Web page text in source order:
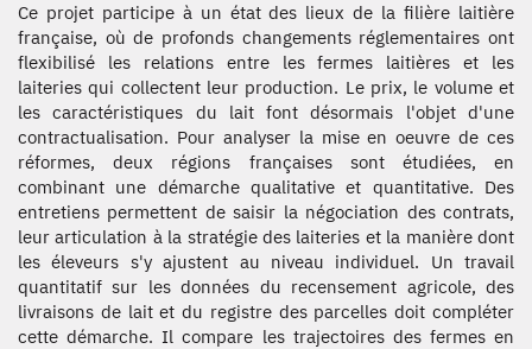
Ce projet participe à un état des lieux de la filière laitière
française, où de profonds changements réglementaires ont
flexibilisé les relations entre les fermes laitières et les
laiteries qui collectent leur production. Le prix, le volume et
les caractéristiques du lait font désormais l'objet d'une
contractualisation. Pour analyser la mise en oeuvre de ces
réformes, deux régions françaises sont étudiées, en
combinant une démarche qualitative et quantitative. Des
entretiens permettent de saisir la négociation des contrats,
leur articulation à la stratégie des laiteries et la manière dont
les éleveurs s'y ajustent au niveau individuel. Un travail
quantitatif sur les données du recensement agricole, des
livraisons de lait et du registre des parcelles doit compléter
cette démarche. Il compare les trajectoires des fermes en